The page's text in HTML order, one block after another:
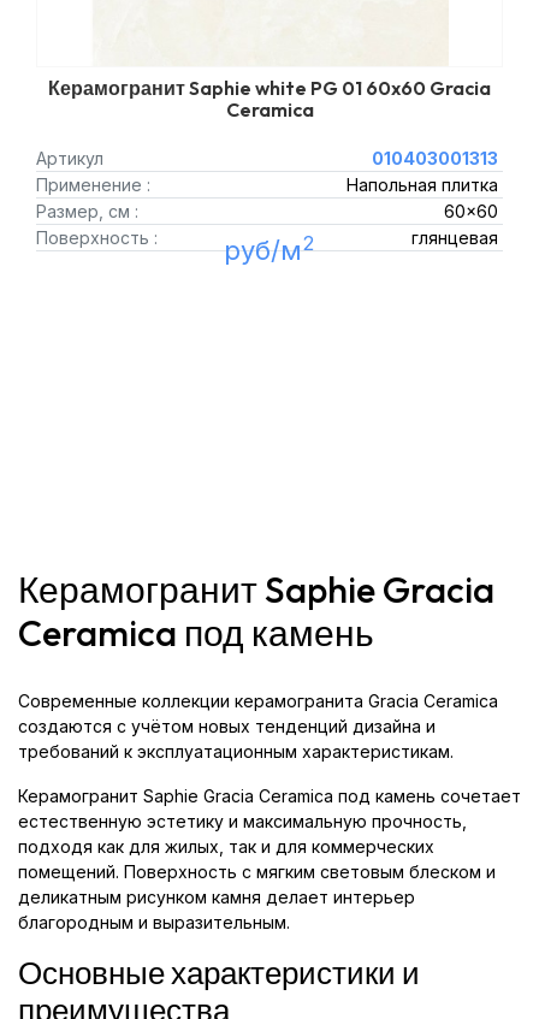
Керамогранит Saphie white PG 01 60x60 Gracia
Ceramica
Артикул
010403001313
Применение :
Напольная плитка
Размер, см :
60x60
Поверхность :
глянцевая
руб/м2
Керамогранит Saphie Gracia
Ceramica под камень
Современные коллекции керамогранита Gracia Ceramica
создаются с учётом новых тенденций дизайна и
требований к эксплуатационным характеристикам.
Керамогранит Saphie Gracia Ceramica под камень сочетает
естественную эстетику и максимальную прочность,
подходя как для жилых, так и для коммерческих
помещений. Поверхность с мягким световым блеском и
деликатным рисунком камня делает интерьер
благородным и выразительным.
Основные характеристики и
преимущества